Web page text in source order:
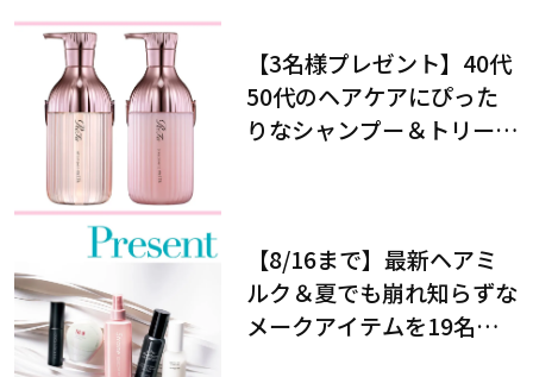
【3名様プレゼント】40代
50代のヘアケアにぴった
りなシャンプー＆トリート
【8/16まで】最新ヘアミ
ルク＆夏でも崩れ知らずな
メークアイテムを19名様